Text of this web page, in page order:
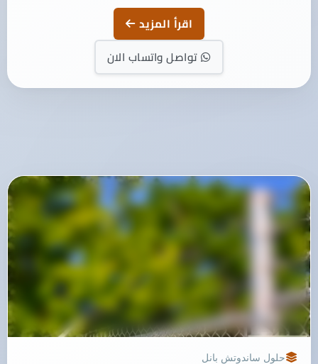
اقرأ المزيد
تواصل واتساب الان
حلول ساندوتش بانل